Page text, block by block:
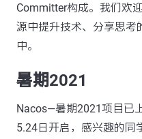
Committer构成。我们欢
源中提升技术、分享思考
中。
暑期2021
Nacos—暑期2021项目已
5.24日开启，感兴趣的同